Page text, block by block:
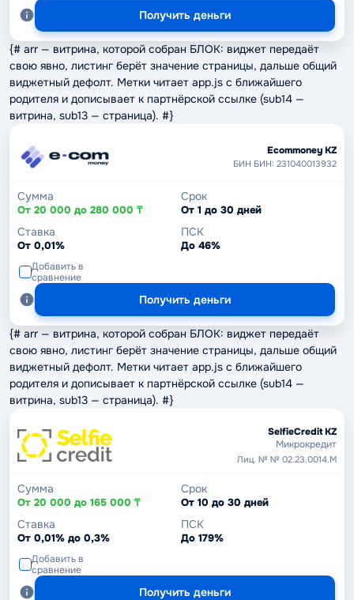
Получить деньги
{# arr — витрина, которой собран БЛОК: виджет передаёт
свою явно, листинг берёт значение страницы, дальше общий
виджетный дефолт. Метки читает app.js с ближайшего
родителя и дописывает к партнёрской ссылке (sub14 —
витрина, sub13 — страница). #}
Ecommoney KZ
БИН БИН: 231040013932
Сумма
От 20 000 до 280 000 ₸
Срок
От 1 до 30 дней
Ставка
От 0,01%
ПСК
До 46%
Добавить в
сравнение
Получить деньги
{# arr — витрина, которой собран БЛОК: виджет передаёт
свою явно, листинг берёт значение страницы, дальше общий
виджетный дефолт. Метки читает app.js с ближайшего
родителя и дописывает к партнёрской ссылке (sub14 —
витрина, sub13 — страница). #}
SelfieCredit KZ
Микрокредит
Лиц. № № 02.23.0014.М
Сумма
От 20 000 до 165 000 ₸
Срок
От 10 до 30 дней
Ставка
От 0,01% до 0,3%
ПСК
До 179%
Добавить в
сравнение
Получить деньги